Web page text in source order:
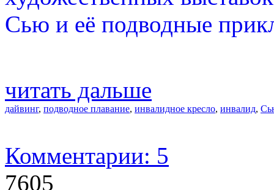
Сью и её подводные
читать дальше
дайвинг, подводное плавание, инвалидное кресло, инвалид,
Комментарии: 5
7605